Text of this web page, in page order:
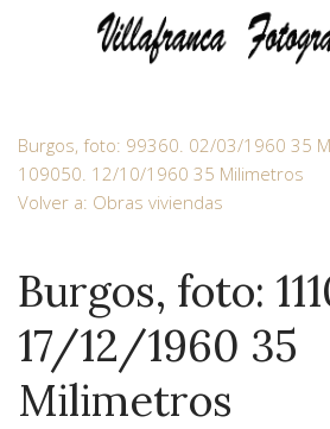
Burgos, foto: 99360. 02/03/1960 35
109050. 12/10/1960 35 Milimetros
Volver a: Obras viviendas
Burgos, foto:
17/12/1960 35
Milimetros